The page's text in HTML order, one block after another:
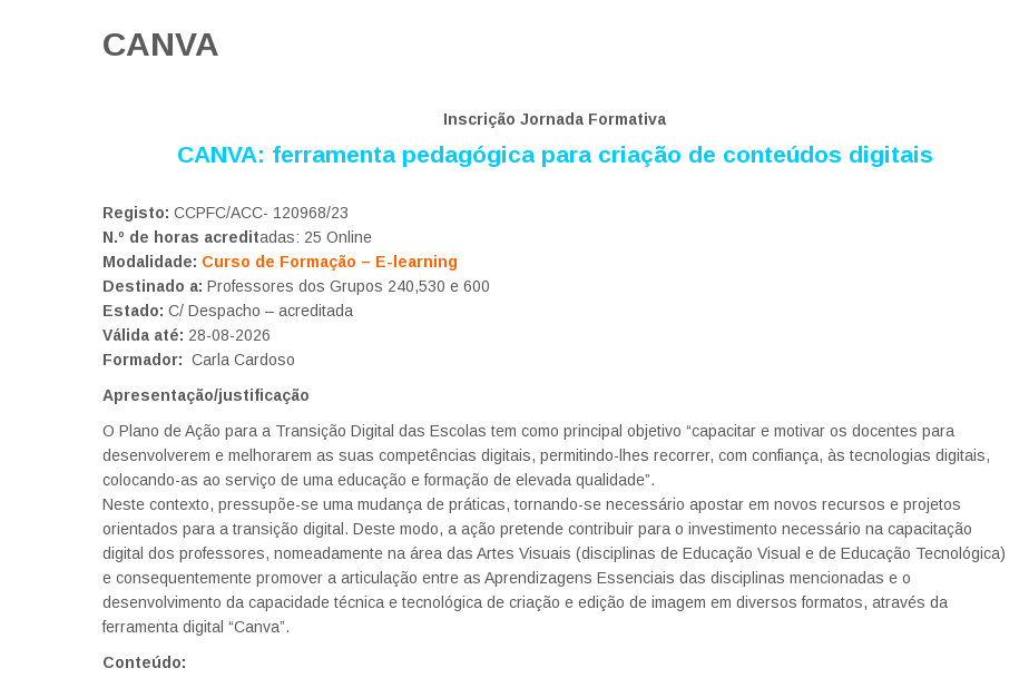
CANVA
Inscrição Jornada Formativa
CANVA: ferramenta pedagógica para criação de conteúdos digitais
Registo: CCPFC/ACC- 120968/23
N.º de horas acreditadas: 25 Online
Modalidade: Curso de Formação – E-learning
Destinado a: Professores dos Grupos 240,530 e 600
Estado: C/ Despacho – acreditada
Válida até: 28-08-2026
Formador: Carla Cardoso
Apresentação/justificação
O Plano de Ação para a Transição Digital das Escolas tem como principal objetivo “capacitar e motivar os docentes para
desenvolverem e melhorarem as suas competências digitais, permitindo-lhes recorrer, com confiança, às tecnologias digitais,
colocando-as ao serviço de uma educação e formação de elevada qualidade”.
Neste contexto, pressupõe-se uma mudança de práticas, tornando-se necessário apostar em novos recursos e projetos
orientados para a transição digital. Deste modo, a ação pretende contribuir para o investimento necessário na capacitação
digital dos professores, nomeadamente na área das Artes Visuais (disciplinas de Educação Visual e de Educação Tecnológica)
e consequentemente promover a articulação entre as Aprendizagens Essenciais das disciplinas mencionadas e o
desenvolvimento da capacidade técnica e tecnológica de criação e edição de imagem em diversos formatos, através da
ferramenta digital “Canva”.
Conteúdo: